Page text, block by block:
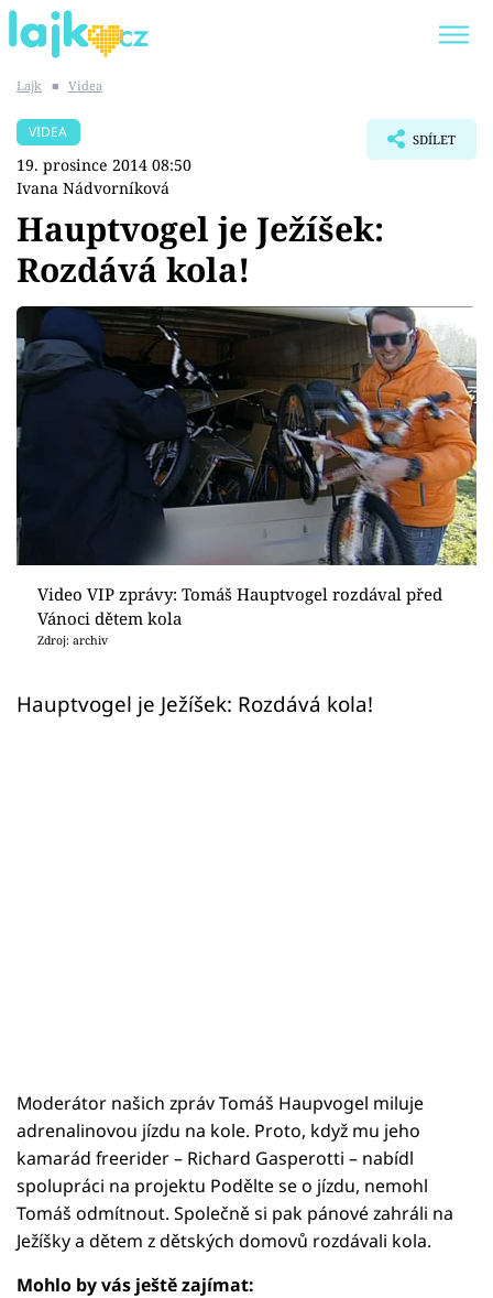
SHOPAHOLICADEL
Témata
Showbyznys
Youtubeři
Sex a vztahy
Sledujte prima+
Lajk ■ Videa
VIDEA
19. prosince 2014 08:50
Ivana Nádvorníková
SDÍLET
Hauptvogel je Ježíšek:
Rozdává kola!
Video VIP zprávy: Tomáš Hauptvogel rozdával před
Vánoci dětem kola
Zdroj: archiv
Hauptvogel je Ježíšek: Rozdává kola!
Moderátor našich zpráv Tomáš Haupvogel miluje
adrenalinovou jízdu na kole. Proto, když mu jeho
kamarád freerider – Richard Gasperotti – nabídl
spolupráci na projektu Podělte se o jízdu, nemohl
Tomáš odmítnout. Společně si pak pánové zahráli na
Ježíšky a dětem z dětských domovů rozdávali kola.
Mohlo by vás ještě zajímat: